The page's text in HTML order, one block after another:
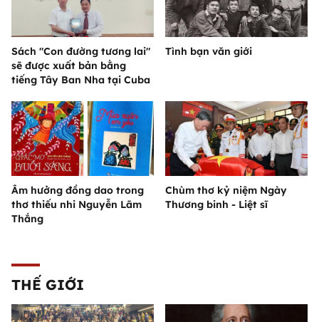
Sách "Con đường tương lai"
sẽ được xuất bản bằng
tiếng Tây Ban Nha tại Cuba
Tình bạn văn giới
Âm hưởng đồng dao trong
thơ thiếu nhi Nguyễn Lãm
Thắng
Chùm thơ kỷ niệm Ngày
Thương binh - Liệt sĩ
THẾ GIỚI